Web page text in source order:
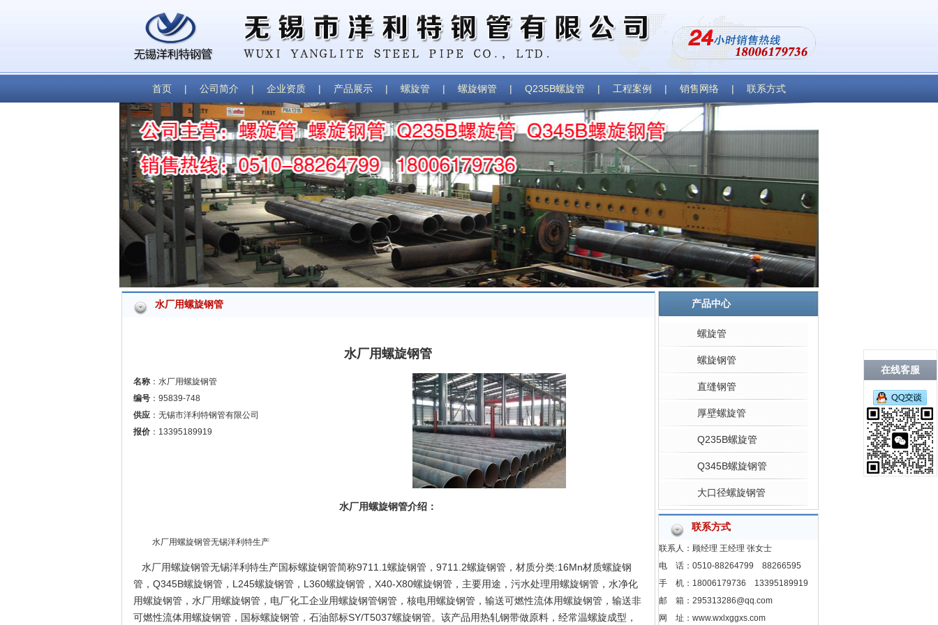
首页 | 公司简介 | 企业资质 | 产品展示 | 螺旋管 | 螺旋钢管 | Q235B螺旋管 | 工程案例 | 销售网络 | 联系方式
水厂用螺旋钢管
水厂用螺旋钢管
名称 ：水厂用螺旋钢管
编号 ：95839-748
供应 ：无锡市洋利特钢管有限公司
报价 ：13395189919
水厂用螺旋钢管介绍：
水厂用螺旋钢管无锡洋利特生产
水厂用螺旋钢管无锡洋利特生产国标螺旋钢管简称9711.1螺旋钢管，9711.2螺旋钢管，材质分类:16Mn材质螺旋钢
管，Q345B螺旋钢管，L245螺旋钢管，L360螺旋钢管，X40-X80螺旋钢管，主要用途，污水处理用螺旋钢管，水净化
用螺旋钢管，水厂用螺旋钢管，电厂化工企业用螺旋钢管钢管，核电用螺旋钢管，输送可燃性流体用螺旋钢管，输送非
可燃性流体用螺旋钢管，国标螺旋钢管，石油部标SY/T5037螺旋钢管。该产品用热轧钢带做原料，经常温螺旋成型，
产品中心
螺旋管
螺旋钢管
直缝钢管
厚壁螺旋管
Q235B螺旋管
Q345B螺旋钢管
大口径螺旋钢管
联系方式
联系人：顾经理 王经理 张女士
电 话：0510-88264799 88266595
手 机：18006179736 13395189919
邮 箱：295313286@qq.com
网 址：www.wxlxggxs.com
在线客服